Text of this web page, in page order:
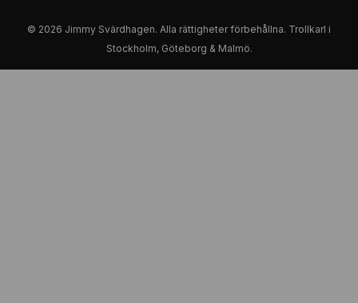
© 2026 Jimmy Svärdhagen. Alla rättigheter förbehållna. Trollkarl i
Stockholm, Göteborg & Malmö.